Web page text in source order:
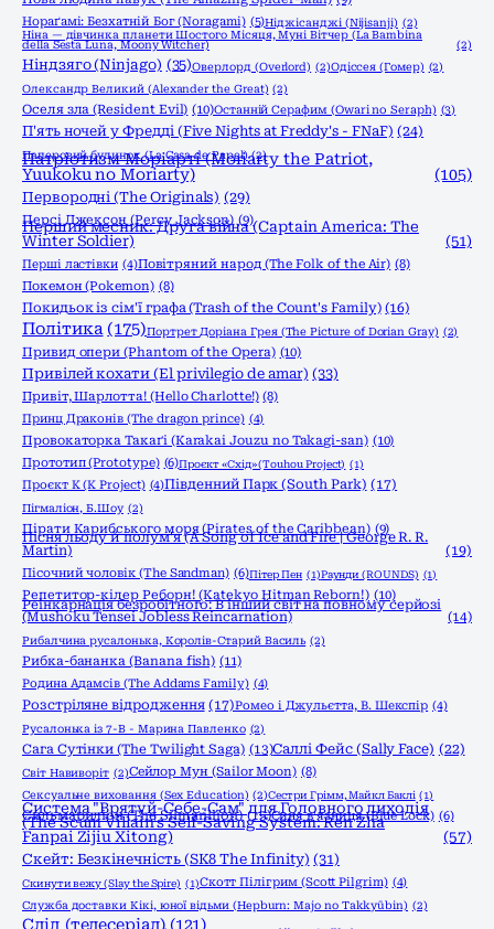
Нораґамі: Безхатній Бог (Noragami) (5)Ніджісанджі (Nijisanji) (2)
Ніна — дівчинка планети Шостого Місяця, Муні Вітчер (La Bambina
della Sesta Luna, Moony Witcher)
(2)
Ніндзяго (Ninjago) (35)Оверлорд (Overlord) (2)Одіссея (Гомер) (2)
Олександр Великий (Alexander the Great) (2)
Оселя зла (Resident Evil) (10)Останній Серафим (Owari no Seraph) (3)
П'ять ночей у Фредді (Five Nights at Freddy's - FNaF) (24)
Паперовий будинок (La Casa de Papel) (2)
Патріотизм Моріарті (Moriarty the Patriot,
Yuukoku no Moriarty)
(105)
Первородні (The Originals) (29)
Персі Джексон (Percy Jackson) (9)
Перший месник: Друга війна (Captain America: The
Winter Soldier)
(51)
Перші ластівки (4)Повітряний народ (The Folk of the Air) (8)
Покемон (Pokemon) (8)
Покидьок із сім'ї графа (Trash of the Count's Family) (16)
Політика (175)Портрет Доріана Грея (The Picture of Dorian Gray) (2)
Привид опери (Phantom of the Opera) (10)
Привілей кохати (El privilegio de amar) (33)
Привіт, Шарлотта! (Hello Charlotte!) (8)
Принц Драконів (The dragon prince) (4)
Провокаторка Такаґі (Karakai Jouzu no Takagi-san) (10)
Прототип (Prototype) (6)Проєкт «Схід» (Touhou Project) (1)
Проєкт К (K Project) (4)Південний Парк (South Park) (17)
Пігмаліон, Б.Шоу (2)
Пірати Карибського моря (Pirates of the Caribbean) (9)
Пісня льоду й полум'я (A Song of Ice and Fire | George R. R.
Martin)
(19)
Пісочний чоловік (The Sandman) (6)Пітер Пен (1)Раунди (ROUNDS) (1)
Репетитор-кілер Реборн! (Katekyo Hitman Reborn!) (10)
Реінкарнація безробітного: В інший світ на повному серйозі
(Mushoku Tensei Jobless Reincarnation) (14)
Рибалчина русалонька, Королів-Старий Василь (2)
Рибка-бананка (Banana fish) (11)
Родина Адамсів (The Addams Family) (4)
Розстріляне відродження (17)Ромео і Джульєтта, В. Шекспір (4)
Русалонька із 7-В - Марина Павленко (2)
Сага Сутінки (The Twilight Saga) (13)Саллі Фейс (Sally Face) (22)
Світ Навиворіт (2)Сейлор Мун (Sailor Moon) (8)
Сексуальне виховання (Sex Education) (2)Сестри Грімм, Майкл Баклі (1)
Сильмариліон (The Silmarillion) (15)Синя в'язниця (Blue Lock) (6)
Система "Врятуй-Себе-Сам" для Головного лиходія
(The Scum Villain's Self-Saving System: Ren Zha
Fanpai Zijiu Xitong)
(57)
Скейт: Безкінечність (SK8 The Infinity) (31)
Скинути вежу (Slay the Spire) (1)Скотт Пілігрим (Scott Pilgrim) (4)
Служба доставки Кікі, юної відьми (Hepburn: Majo no Takkyūbin) (2)
Слід (телесеріал) (121)